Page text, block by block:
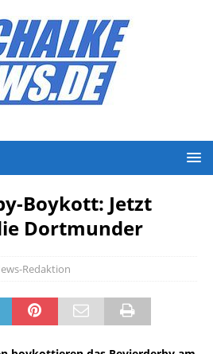
Boykott: Jetzt
Dortmunder
Redaktion